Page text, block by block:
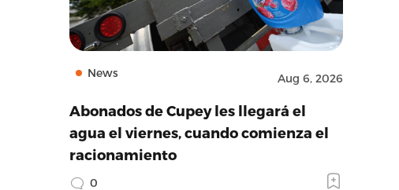
News Aug 6, 2026
Abonados de Cupey les llegará el
agua el viernes, cuando comienza el
racionamiento
0